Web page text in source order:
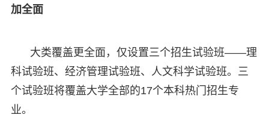
加全面
大类覆盖更全面，仅设置三个招生试验班——理
科试验班、经济管理试验班、人文科学试验班。三
个试验班将覆盖大学全部的17个本科热门招生专
业。